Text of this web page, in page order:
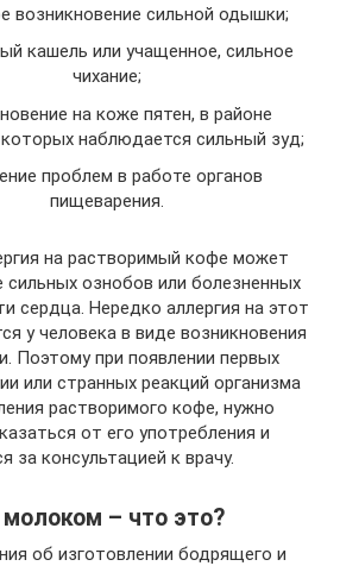
возникновение сильной одышки;
кашель или учащенное, сильное
чихание;
на коже пятен, в районе
наблюдается сильный зуд;
проблем в работе органов
пищеварения.
на растворимый кофе может
сильных ознобов или болезненных
сердца. Нередко аллергия на этот
у человека в виде возникновения
Поэтому при появлении первых
или странных реакций организма
растворимого кофе, нужно
от его употребления и
за консультацией к врачу.
– что это?
об изготовлении бодрящего и